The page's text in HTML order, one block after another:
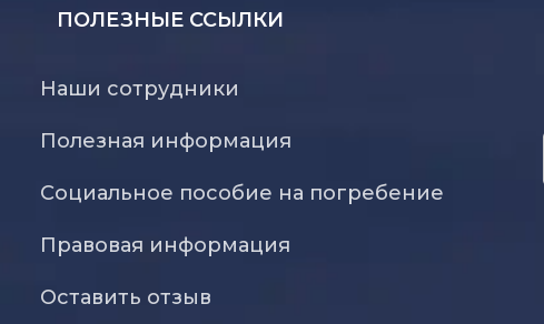
ПОЛЕЗНЫЕ ССЫЛКИ
Наши сотрудники
Полезная информация
Социальное пособие на погребение
Правовая информация
Оставить отзыв